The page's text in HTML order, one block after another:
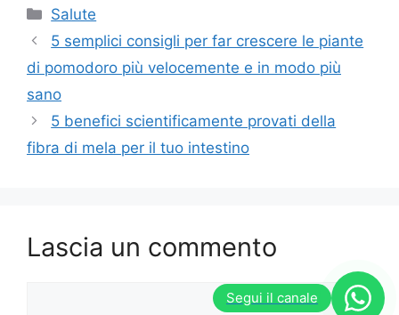
Categorie
Salute
5 semplici consigli per far crescere le piante
di pomodoro più velocemente e in modo più
sano
5 benefici scientificamente provati della
fibra di mela per il tuo intestino
Lascia un commento
Segui il canale